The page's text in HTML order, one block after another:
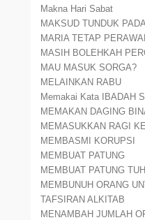
Makna Hari Sabat
MAKSUD TUNDUK
MARIA TETAP
MASIH BOLEHKAH
MAU MASUK SORGA?
MELAINKAN RABU
Memakai Kata IBADAH
MEMAKAN DAGING
MEMASUKKAN RAGI
MEMBASMI KORUPSI
MEMBUAT PATUNG
MEMBUAT PATUNG
MEMBUNUH ORANG
TAFSIRAN ALKITAB
MENAMBAH JUMLAH